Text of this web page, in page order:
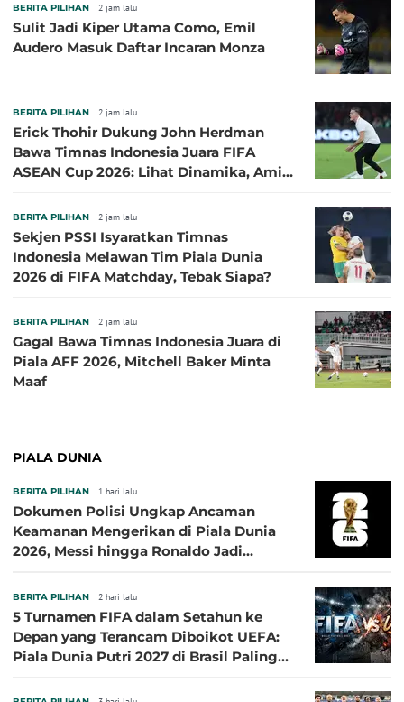
BERITA PILIHAN 2 jam lalu
Sulit Jadi Kiper Utama Como, Emil
Audero Masuk Daftar Incaran Monza
BERITA PILIHAN 2 jam lalu
Erick Thohir Dukung John Herdman
Bawa Timnas Indonesia Juara FIFA
ASEAN Cup 2026: Lihat Dinamika, Amit-
BERITA PILIHAN 2 jam lalu
Sekjen PSSI Isyaratkan Timnas
Indonesia Melawan Tim Piala Dunia
2026 di FIFA Matchday, Tebak Siapa?
BERITA PILIHAN 2 jam lalu
Gagal Bawa Timnas Indonesia Juara di
Piala AFF 2026, Mitchell Baker Minta
Maaf
PIALA DUNIA
BERITA PILIHAN 1 hari lalu
Dokumen Polisi Ungkap Ancaman
Keamanan Mengerikan di Piala Dunia
2026, Messi hingga Ronaldo Jadi
BERITA PILIHAN 2 hari lalu
5 Turnamen FIFA dalam Setahun ke
Depan yang Terancam Diboikot UEFA:
Piala Dunia Putri 2027 di Brasil Paling